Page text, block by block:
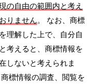
の自由の範囲内と考え
りません。 なお、商標
理解した上で、自分自
考えると、商標情報を
しないと考えられま
標情報の調査、閲覧を